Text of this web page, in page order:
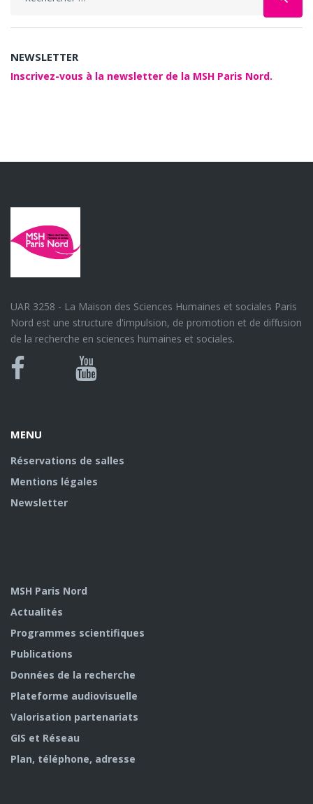
NEWSLETTER
Inscrivez-vous à la newsletter de la MSH Paris Nord.
UAR 3258 - La Maison des Sciences Humaines et sociales Paris
Nord est une structure d'impulsion, de promotion et de diffusion
de la recherche en sciences humaines et sociales.
Bluesky
Canal
MENU
Réservations de salles
Mentions légales
Newsletter
MSH Paris Nord
Actualités
Programmes scientifiques
Publications
Données de la recherche
Plateforme audiovisuelle
Valorisation partenariats
GIS et Réseau
Plan, téléphone, adresse